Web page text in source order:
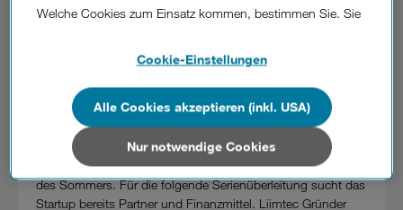
auf PocketDefi hat für Drei eine besondere Relevanz, da die
Mobilfunkkommunikation basieren. Mit der Funktion
"Proximity Alert" können zum Beispiel Besitzer eines
PocketDefis zu Notfällen in der unmittelbaren Umgebung
gerufen werden."
Durch die Unterstützung seitens FFG kann das Projekt die
Konzeptphase verlassen. Der nächste Meilenstein für
Liimtec ist die Entwicklung des Serienprototypen im Laufe
des Sommers. Für die folgende Serienüberleitung sucht das
Startup bereits Partner und Finanzmittel. Liimtec Gründer
Welche Cookies zum Einsatz kommen, bestimmen Sie. Sie
Wenn Sie allen Cookies zustimmen, werden auch Cookies
von Drittanbietern verarbeitet, die Ihre Daten in Ländern
außerhalb der europäischen Union (z.B. in den USA)
verarbeiten. Sie unterliegen keinem EU-konformen
Datenschutzniveau und es stehen keine wirksamen
Rechtsbehelfe zur Verfügung.
Cookie-Einstellungen
Nur notwendige Cookies
Alle Cookies akzeptieren (inkl. USA)